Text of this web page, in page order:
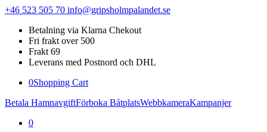
+46 523 505 70 info@gripsholmpalandet.se
Betalning via Klarna Chekout
Fri frakt over 500
Frakt 69
Leverans med Postnord och DHL
0Shopping Cart
Betala HamnavgiftFörboka BåtplatsWebbkameraKampanjer
0